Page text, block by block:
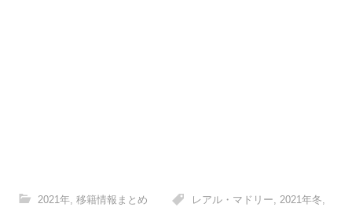
2021年 移籍情報まとめ レアル・マドリー 2021年冬